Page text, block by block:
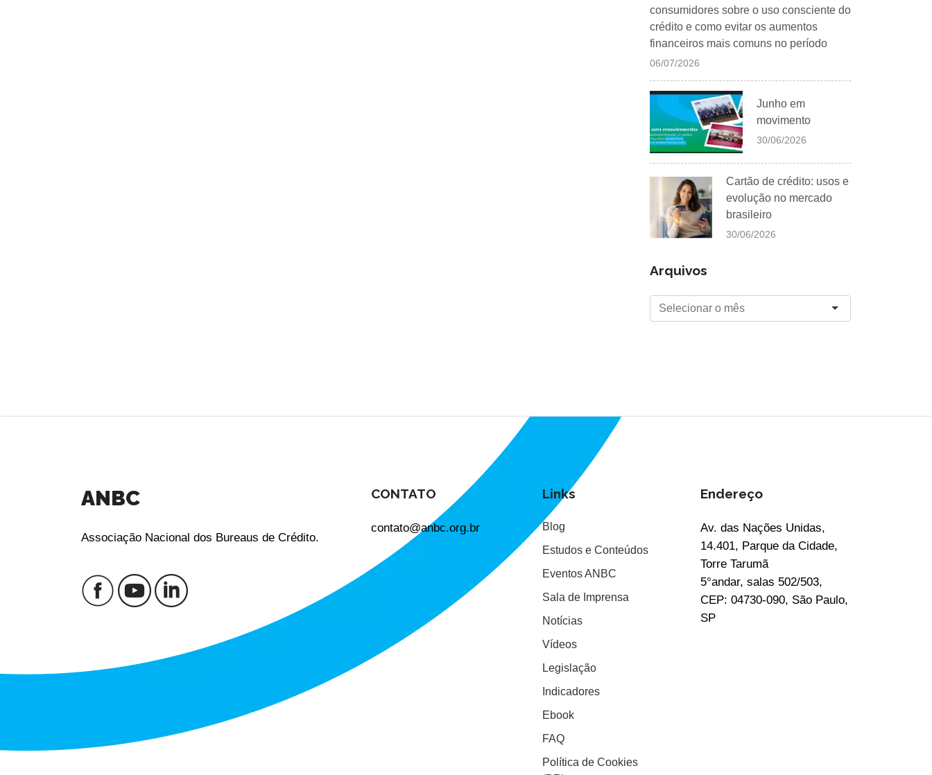
consumidores sobre o uso consciente do
crédito e como evitar os aumentos
financeiros mais comuns no período
06/07/2026
Junho em
movimento
30/06/2026
Cartão de crédito: usos e
evolução no mercado
brasileiro
30/06/2026
Arquivos
ANBC
Associação Nacional dos Bureaus de Crédito.
CONTATO
contato@anbc.org.br
Links
Blog
Estudos e Conteúdos
Eventos ANBC
Sala de Imprensa
Notícias
Vídeos
Legislação
Indicadores
Ebook
FAQ
Política de Cookies
Endereço
Av. das Nações Unidas,
14.401, Parque da Cidade,
Torre Tarumã
5°andar, salas 502/503,
CEP: 04730-090, São Paulo,
SP